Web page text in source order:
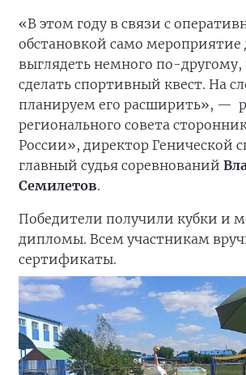
«В этом году в связи с
обстановкой само
выглядеть немного по-
сделать спортивный квест. На
планируем его расширить», —
регионального совета
России», директор Генической
главный судья соревнований
Семилетов.
Победители получили кубки и
дипломы. Всем участникам
сертификаты.